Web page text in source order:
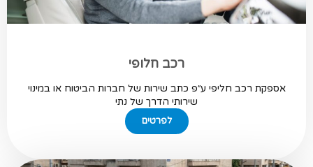
רכב חלופי
אספקת רכב חליפי ע״פ כתב שירות של חברות הביטוח או במינוי
שירותי הדרך של נתי
לפרטים